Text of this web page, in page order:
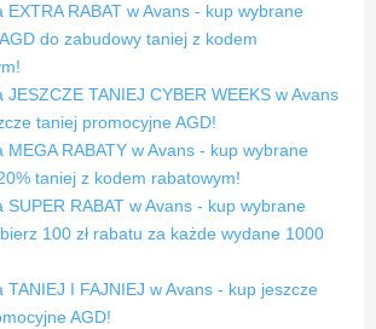
EXTRA RABAT w Avans - kup wybrane
do zabudowy taniej z kodem
JESZCZE TANIEJ CYBER WEEKS w Avans
taniej promocyjne AGD!
MEGA RABATY w Avans - kup wybrane
taniej z kodem rabatowym!
SUPER RABAT w Avans - kup wybrane
100 zł rabatu za każde wydane 1000
TANIEJ I FAJNIEJ w Avans - kup jeszcze
AGD!